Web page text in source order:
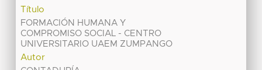
Título
FORMACIÓN HUMANA Y
COMPROMISO SOCIAL - CENTRO
UNIVERSITARIO UAEM ZUMPANGO
Autor